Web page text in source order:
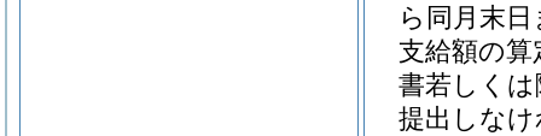
ら同月末
支給額の
書若しくは
提出しな